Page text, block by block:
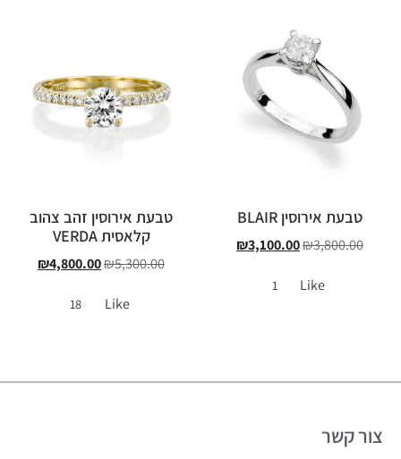
טבעת אירוסין BLAIR
₪3,800.00
₪3,100.00
Like
1
טבעת אירוסין זהב צהוב
קלאסית VERDA
₪5,300.00
₪4,800.00
Like
18
צור קשר